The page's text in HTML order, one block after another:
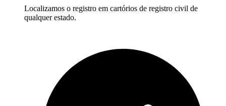
Localizamos o registro em cartórios de registro civil de
qualquer estado.